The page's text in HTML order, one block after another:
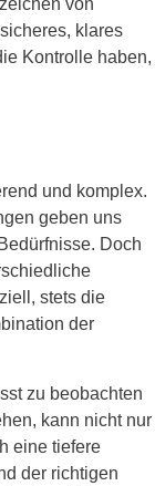
von
klares
Kontrolle haben,
und komplex.
geben uns
Doch
stets die
der
zu beobachten
kann nicht nur
eine tiefere
der richtigen